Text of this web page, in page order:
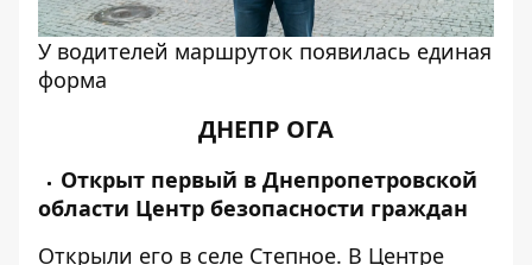
У водителей маршруток появилась единая
форма
ДНЕПР ОГА
Открыт первый в Днепропетровской
области Центр безопасности граждан
Открыли его в селе Степное. В Центре